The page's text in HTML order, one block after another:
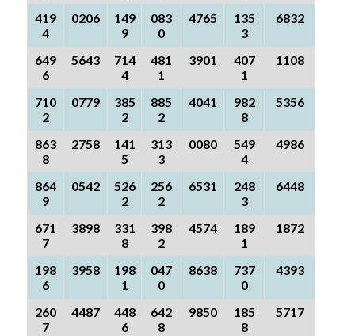
419
4
0206
149
9
083
0
4765
135
3
6832
649
6
5643
714
4
481
1
3901
407
1
1108
710
2
0779
385
2
885
2
4041
982
8
5356
863
8
2758
141
5
313
3
0080
549
4
4986
864
9
0542
526
2
256
2
6531
248
3
6448
671
7
3898
331
8
398
2
4574
189
1
1872
198
6
3958
198
1
047
0
8638
737
0
4393
260
7
4487
448
6
642
8
9850
185
8
5717